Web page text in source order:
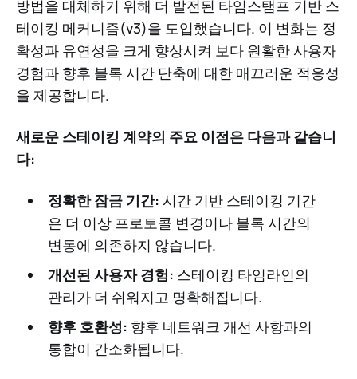
방법을 대체하기 위해 더 발전된 타임스탬프 기반 스
테이킹 메커니즘(v3)을 도입했습니다. 이 변화는 정
확성과 유연성을 크게 향상시켜 보다 원활한 사용자
경험과 향후 블록 시간 단축에 대한 매끄러운 적응성
을 제공합니다.
새로운 스테이킹 계약의 주요 이점은 다음과 같습니
다:
정확한 잠금 기간: 시간 기반 스테이킹 기간
은 더 이상 프로토콜 변경이나 블록 시간의
변동에 의존하지 않습니다.
개선된 사용자 경험: 스테이킹 타임라인의
관리가 더 쉬워지고 명확해집니다.
향후 호환성: 향후 네트워크 개선 사항과의
통합이 간소화됩니다.